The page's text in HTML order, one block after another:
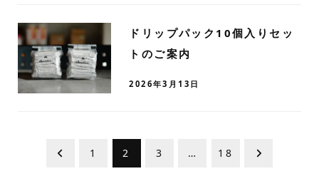
ドリップパック10個入りセッ
トのご案内
2026年3月13日
1 2 3 … 18